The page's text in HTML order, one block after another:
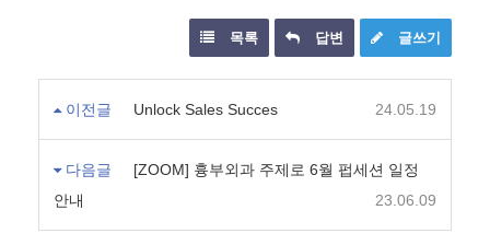
목록 답변 글쓰기
이전글 Unlock Sales Succes 24.05.19
다음글
[ZOOM] 흉부외과 주제로 6월 펍세션 일정
안내
23.06.09